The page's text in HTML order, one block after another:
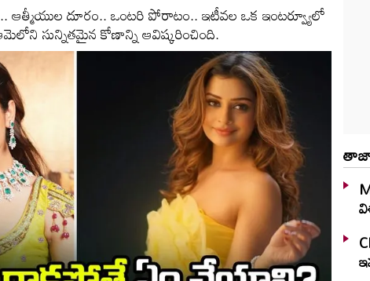
ఆత్మీయుల దూరం.. ఒంటరి పోరాటం.. ఇటీవల ఒక ఇంటర్వ్యూలో
ఆమెలోని సున్నితమైన కోణాన్ని ఆవిష్కరించింది.
తాజా